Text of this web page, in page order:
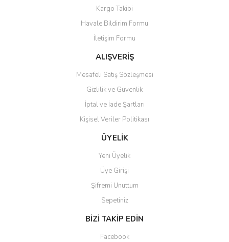
Kargo Takibi
Havale Bildirim Formu
İletişim Formu
ALIŞVERİŞ
Mesafeli Satış Sözleşmesi
Gizlilik ve Güvenlik
İptal ve İade Şartları
Kişisel Veriler Politikası
ÜYELİK
Yeni Üyelik
Üye Girişi
Şifremi Unuttum
Sepetiniz
BİZİ TAKİP EDİN
Facebook